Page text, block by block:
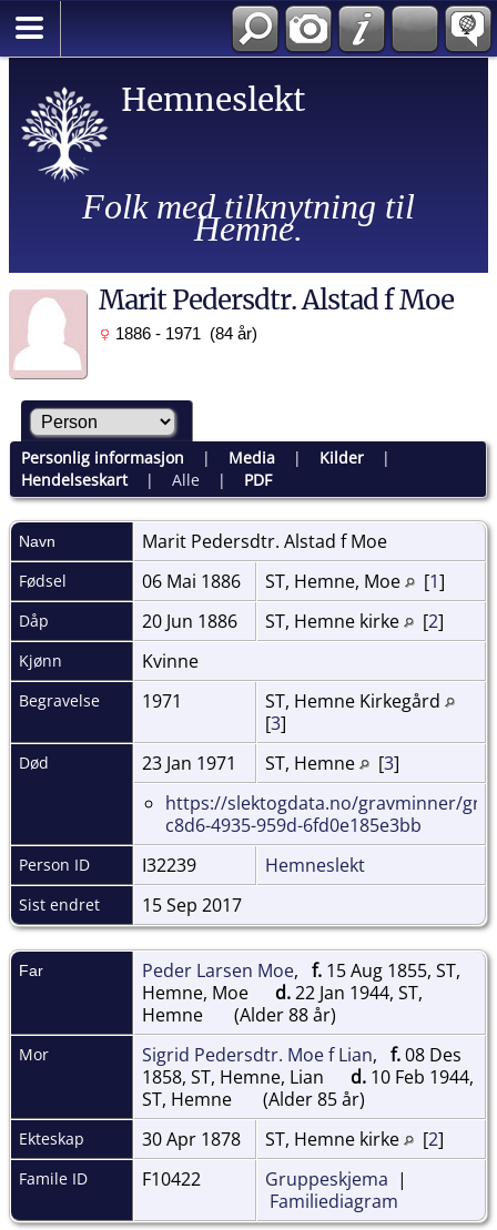
Hemneslekt
Folk med tilknytning til
Hemne.
Marit Pedersdtr. Alstad f Moe
1886 - 1971 (84 år)
Personlig informasjon | Media| Kilder|
Hendelseskart| Alle| PDF
Navn Marit Pedersdtr. Alstad f Moe
Fødsel 06 Mai 1886 ST, Hemne, Moe [1]
Dåp 20 Jun 1886 ST, Hemne kirke [2]
Kjønn Kvinne
Begravelse 1971
ST, Hemne Kirkegård
[3]
Død 23 Jan 1971 ST, Hemne [3]
https://slektogdata.no/gravminner/
c8d6-4935-959d-6fd0e185e3bb
Person ID I32239 Hemneslekt
Sist endret 15 Sep 2017
Far Peder Larsen Moe, f. 15 Aug 1855, ST,
Hemne, Moe
d.22 Jan 1944, ST,
Hemne
(Alder 88 år)
Mor Sigrid Pedersdtr. Moe f Lian, f.08 Des
1858, ST, Hemne, Lian
d. 10 Feb 1944,
ST, Hemne
(Alder 85 år)
Ekteskap 30 Apr 1878 ST, Hemne kirke [2]
Famile ID F10422 Gruppeskjema |
Familiediagram